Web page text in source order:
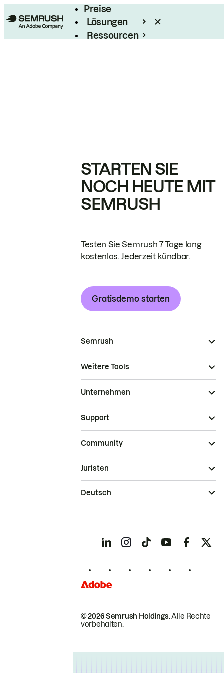
Preise
Lösungen
Ressourcen
STARTEN SIE
NOCH HEUTE MIT
SEMRUSH
Testen Sie Semrush 7 Tage lang
kostenlos. Jederzeit kündbar.
Gratisdemo starten
Semrush
Weitere Tools
Unternehmen
Support
Community
© 2026 Semrush Holdings.Alle Rechte
vorbehalten.
Juristen
Deutsch